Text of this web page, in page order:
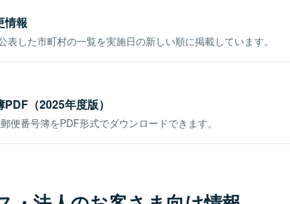
情報
表した市町村の一覧を実施日の新しい順に掲載しています。
（2025年度版）
便番号簿をPDF形式でダウンロードできます。